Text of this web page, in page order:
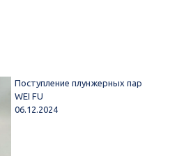
Поступление плунжерных пар
WEI FU
06.12.2024